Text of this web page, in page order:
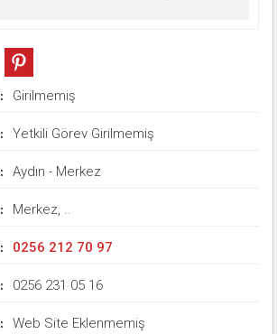
: Girilmemiş
: Yetkili Görev Girilmemiş
: Aydın - Merkez
: Merkez, ..
: 0256 212 70 97
: 0256 231 05 16
: Web Site Eklenmemiş